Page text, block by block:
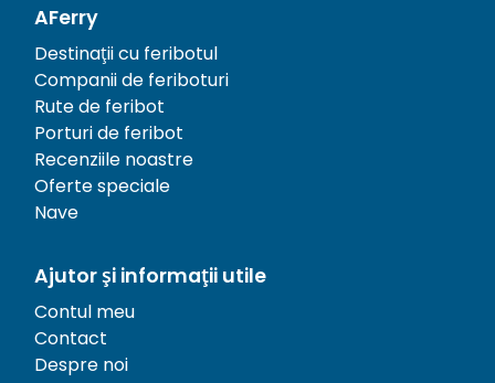
AFerry
Destinații cu feribotul
Companii de feriboturi
Rute de feribot
Porturi de feribot
Recenziile noastre
Oferte speciale
Nave
Ajutor și informații utile
Contul meu
Contact
Despre noi